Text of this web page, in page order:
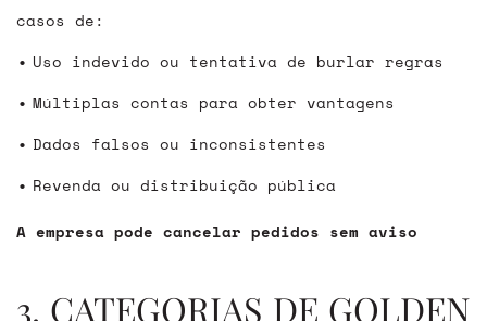
casos de:
Uso indevido ou tentativa de burlar regras
Múltiplas contas para obter vantagens
Dados falsos ou inconsistentes
Revenda ou distribuição pública
A empresa pode cancelar pedidos sem aviso
3. CATEGORIAS DE GOLDEN